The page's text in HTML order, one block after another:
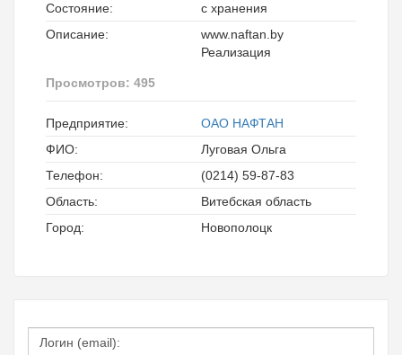
Состояние:
с хранения
Описание:
www.naftan.by
Реализация
Просмотров: 495
Предприятие:
ОАО НАФТАН
ФИО:
Луговая Ольга
Телефон:
(0214) 59-87-83
Область:
Витебская область
Город:
Новополоцк